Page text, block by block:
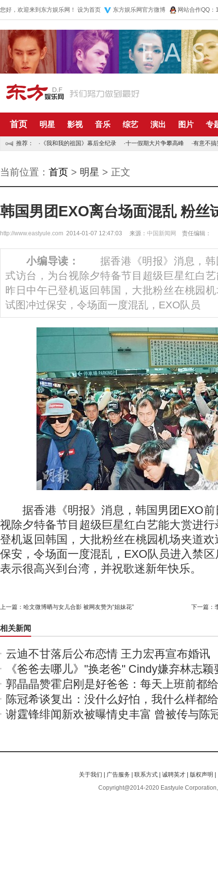
您好，欢迎来到东方娱乐网！ 设为首页 东方娱乐网官方微博 网站合作QQ
首页 明星 影视 音乐 综艺 演出 图片 专
推荐： · 《我和我的祖国》幕后全纪录 ·十一假期大片争攀高峰 ·有意不搞
当前位置： 首页 > 明星 > 正文
韩国男团EXO离台场面混乱 粉丝
http://www.eastyule.com 2014-01-07 12:47:03 来源： 中国新闻网 责任编辑：
小编导读：
据香港《明报》消息，韩
式访台，为台视除夕特备节目超级巨星红白
昨日中午已登机返回韩国，大批粉丝在桃园
试图冲过保安，令场面一度混乱，EXO队员
据香港《明报》消息，韩国男团EXO前
视除夕特备节目超级巨星红白艺能大赏进
登机返回韩国，大批粉丝在桃园机场夹道
保安，令场面一度混乱，EXO队员进入禁
表示很高兴到台湾，并祝歌迷新年快乐。
上一篇： 哈文微博晒与女儿合影 被网友赞为“姐妹花” 下一篇：
相关新闻
云迪不甘落后公布恋情 王力宏再宣布婚讯
《爸爸去哪儿》"换老爸" Cindy嫌弃林志颖
郭晶晶赞霍启刚是好爸爸：每天上班前都
陈冠希谈复出：没什么好怕，我什么样都
谢霆锋绯闻新欢被曝情史丰富 曾被传与陈
关于我们 | 广告服务 |联系方式 |诚聘英才 | 版权声明 |
Copyright@2014-2020 Eastyule